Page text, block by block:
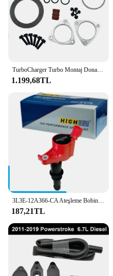
TurboCharger Turbo Montaj Donanımı Conta Conta Kiti Ford 6.4L Powerstroke F-250 F-350 F-450 F-550 Süper Görev 2008 2009 2010
1.199,68TL
3L3E-12A366-CA Ateşleme Bobini Ford Expedition Explorer F150 F250 F350 Mustang Lincoln Navigator Mark 1120-29340 DG511
187,21TL